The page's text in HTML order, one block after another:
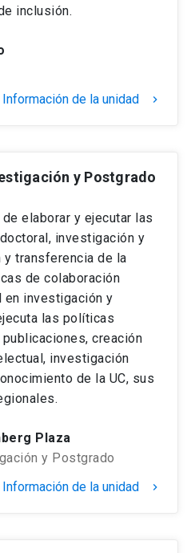
inclusión.
Información de la unidad
keyboard_arrow_right
y Postgrado
elaborar y ejecutar las
investigación y
y transferencia de la
de colaboración
en investigación y
las políticas
creación
investigación
de la UC, sus
Plaza
y Postgrado
Información de la unidad
keyboard_arrow_right